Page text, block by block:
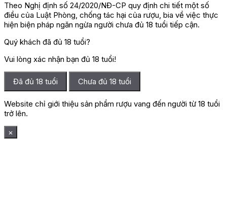
Theo Nghị định số 24/2020/NĐ-CP quy định chi tiết một số
điều của Luật Phòng, chống tác hại của rượu, bia về việc thực
hiện biện pháp ngăn ngừa người chưa đủ 18 tuổi tiếp cận.
Quý khách đã đủ 18 tuổi?
Vui lòng xác nhận bạn đủ 18 tuổi!
Đã đủ 18 tuổi Chưa đủ 18 tuổi
Website chỉ giới thiệu sản phẩm rượu vang đến người từ 18 tuổi
trở lên.
×